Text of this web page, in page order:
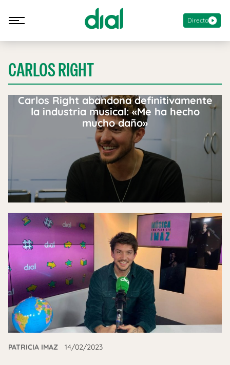
Directo
CARLOS RIGHT
Carlos Right abandona definitivamente
la industria musical: «Me ha hecho
mucho daño»
PATRICIA IMAZ 14/02/2023